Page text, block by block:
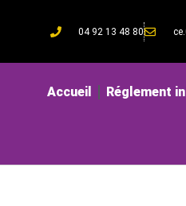
04 92 13 48 80
Accueil Réglement